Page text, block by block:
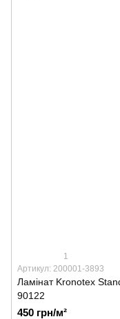
1
Артикул: 200001-3893
Ламінат Kronotex
90122
450 грн/м²